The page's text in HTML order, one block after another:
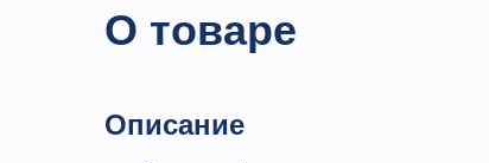
О товаре
Описание